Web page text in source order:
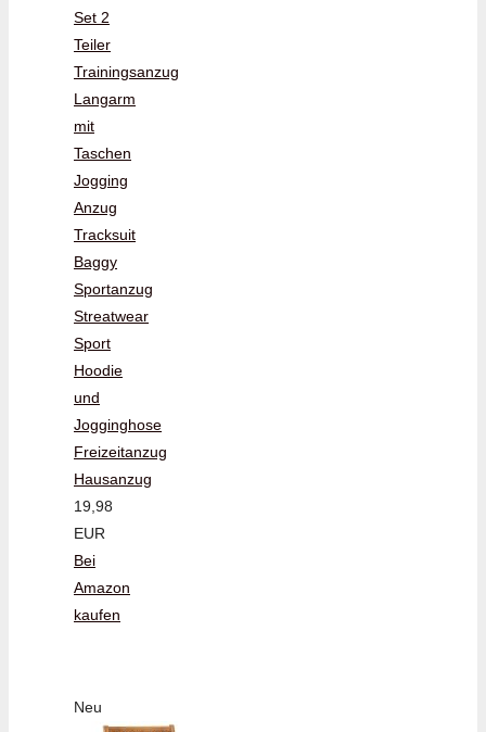
Set 2
Teiler
Trainingsanzug
Langarm
mit
Taschen
Jogging
Anzug
Tracksuit
Baggy
Sportanzug
Streatwear
Sport
Hoodie
und
Jogginghose
Freizeitanzug
Hausanzug
19,98
EUR
Bei
Amazon
kaufen
Neu